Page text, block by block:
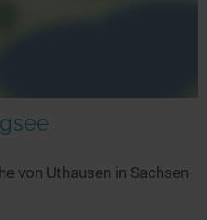
von Uthausen in Sachsen-